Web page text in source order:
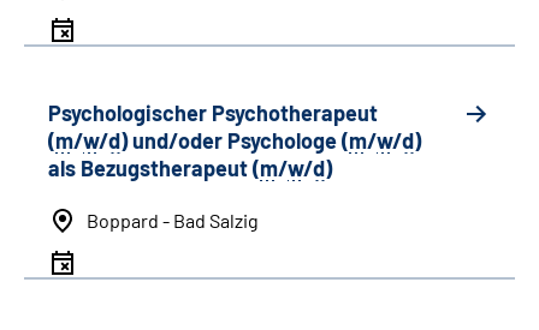
Psychologischer Psychotherapeut
(m/w/d) und/oder Psychologe (m/w/d)
als Bezugstherapeut (m/w/d)
Boppard - Bad Salzig